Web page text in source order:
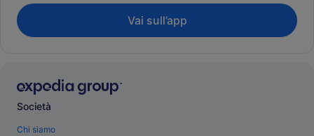
Vai sull’app
Società
Chi siamo